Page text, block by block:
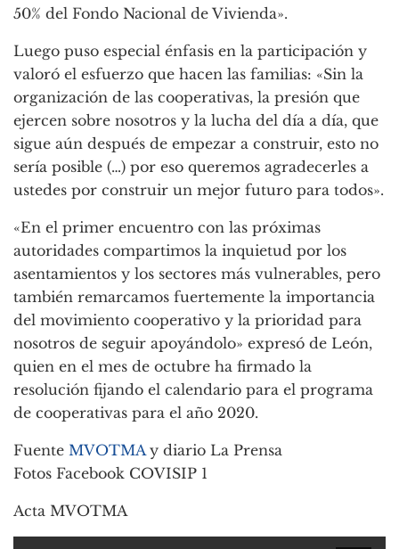
50% del Fondo Nacional de Vivienda».
Luego puso especial énfasis en la participación y
valoró el esfuerzo que hacen las familias: «Sin la
organización de las cooperativas, la presión que
ejercen sobre nosotros y la lucha del día a día, que
sigue aún después de empezar a construir, esto no
sería posible (…) por eso queremos agradecerles a
ustedes por construir un mejor futuro para todos».
«En el primer encuentro con las próximas
autoridades compartimos la inquietud por los
asentamientos y los sectores más vulnerables, pero
también remarcamos fuertemente la importancia
del movimiento cooperativo y la prioridad para
nosotros de seguir apoyándolo» expresó de León,
quien en el mes de octubre ha firmado la
resolución fijando el calendario para el programa
de cooperativas para el año 2020.
Fuente MVOTMA y diario La Prensa
Fotos Facebook COVISIP 1
Acta MVOTMA